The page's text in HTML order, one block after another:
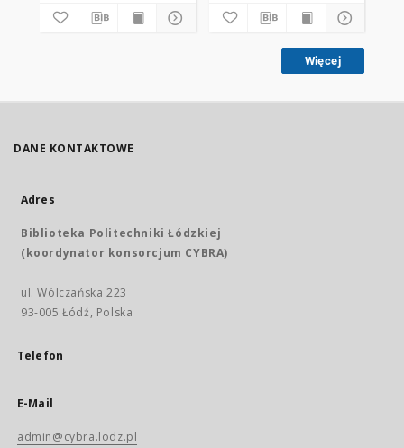
Więcej
DANE KONTAKTOWE
Adres
Biblioteka Politechniki Łódzkiej
(koordynator konsorcjum CYBRA)
ul. Wólczańska 223
93-005 Łódź, Polska
Telefon
E-Mail
admin@cybra.lodz.pl